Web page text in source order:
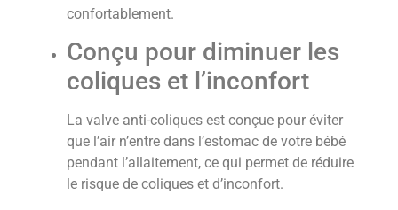
confortablement.
Conçu pour diminuer les
coliques et l’inconfort
La valve anti-coliques est conçue pour éviter
que l’air n’entre dans l’estomac de votre bébé
pendant l’allaitement, ce qui permet de réduire
le risque de coliques et d’inconfort.